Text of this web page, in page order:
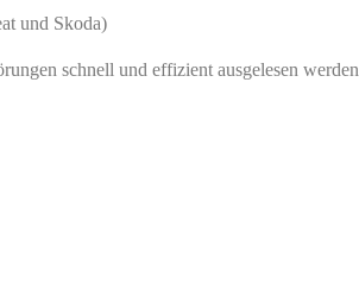
und Skoda)
schnell und effizient ausgelesen werden